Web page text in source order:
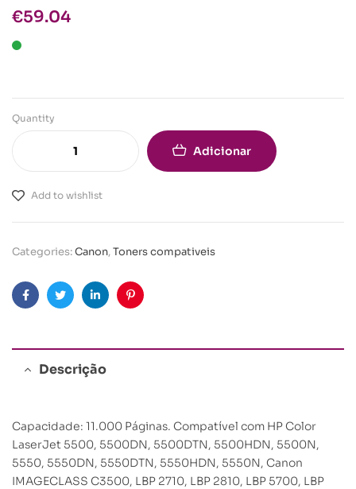
€59.04
Quantity
Adicionar
Add to wishlist
Categories:Canon,Toners compativeis
FacebookTwitterLinkedinPinterest
Descrição
Capacidade: 11.000 Páginas. Compatível com HP Color
LaserJet 5500, 5500DN, 5500DTN, 5500HDN, 5500N,
5550, 5550DN, 5550DTN, 5550HDN, 5550N, Canon
IMAGECLASS C3500, LBP 2710, LBP 2810, LBP 5700, LBP